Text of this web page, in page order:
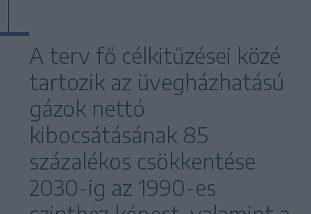
A terv fő célkitűzései közé
tartozik az üvegházhatású
gázok nettó
kibocsátásának 85
százalékos csökkentése
2030-ig az 1990-es